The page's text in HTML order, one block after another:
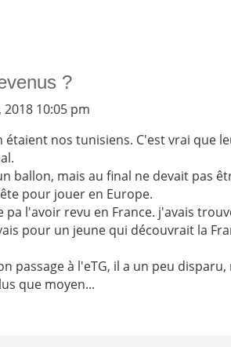
?
2018 10:05 pm
étaient nos tunisiens. C'est vrai que
ballon, mais au final ne devait pas
pour jouer en Europe.
pa l'avoir revu en France. j'avais
pour un jeune qui découvrait la
passage à l'eTG, il a un peu disparu,
que moyen...